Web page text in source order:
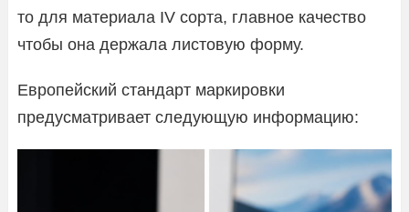
то для материала IV сорта, главное качество
чтобы она держала листовую форму.
Европейский стандарт маркировки
предусматривает следующую информацию: